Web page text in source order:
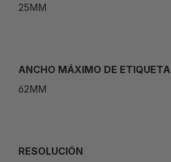
25MM
ANCHO MÁXIMO DE ETIQUETA
62MM
RESOLUCIÓN